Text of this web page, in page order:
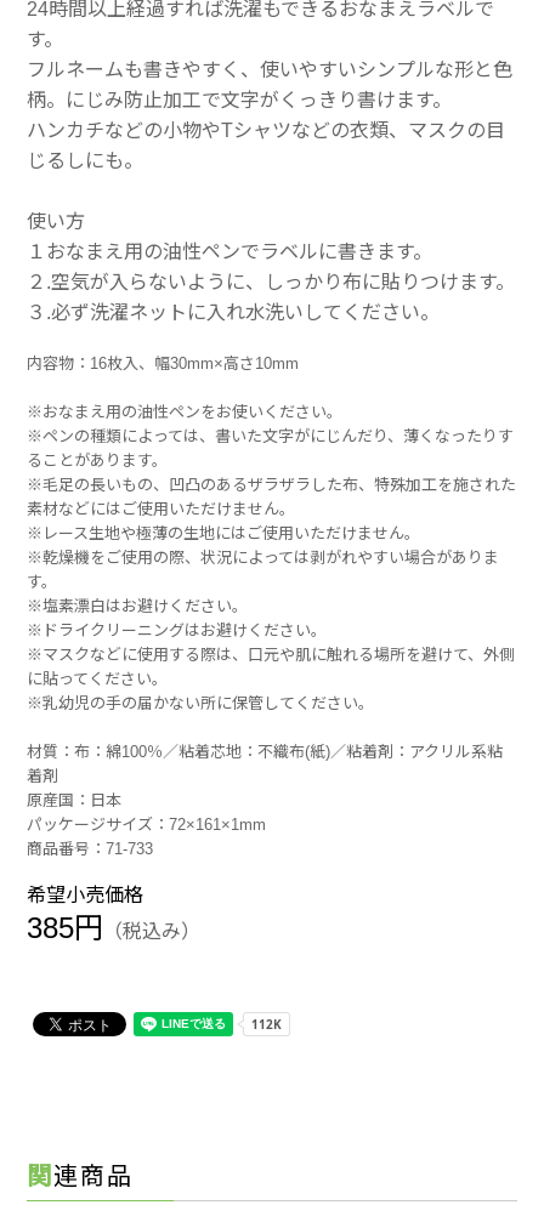
24時間以上経過すれば洗濯もできるおなまえラベルで
す。
フルネームも書きやすく、使いやすいシンプルな形と色
柄。にじみ防止加工で文字がくっきり書けます。
ハンカチなどの小物やTシャツなどの衣類、マスクの目
じるしにも。
使い方
１おなまえ用の油性ペンでラベルに書きます。
２.空気が入らないように、しっかり布に貼りつけます。
３.必ず洗濯ネットに入れ水洗いしてください。
内容物：16枚入、幅30mm×高さ10mm
※おなまえ用の油性ペンをお使いください。
※ペンの種類によっては、書いた文字がにじんだり、薄くなったりす
ることがあります。
※毛足の長いもの、凹凸のあるザラザラした布、特殊加工を施された
素材などにはご使用いただけません。
※レース生地や極薄の生地にはご使用いただけません。
※乾燥機をご使用の際、状況によっては剥がれやすい場合がありま
す。
※塩素漂白はお避けください。
※ドライクリーニングはお避けください。
※マスクなどに使用する際は、口元や肌に触れる場所を避けて、外側
に貼ってください。
※乳幼児の手の届かない所に保管してください。
材質：布：綿100％／粘着芯地：不織布(紙)／粘着剤：アクリル系粘
着剤
原産国：日本
パッケージサイズ：72×161×1mm
商品番号：71-733
希望小売価格
385円 （税込み）
関連商品